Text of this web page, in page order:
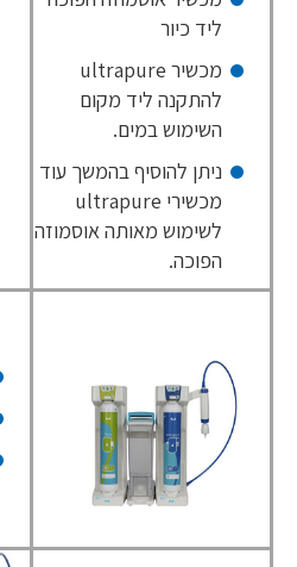
ליד כיור
מכשיר ultrapure
להתקנה ליד מקום
השימוש במים.
ניתן להוסיף בהמשך עוד
מכשירי ultrapure
לשימוש מאותה אוסמוזה
הפוכה.